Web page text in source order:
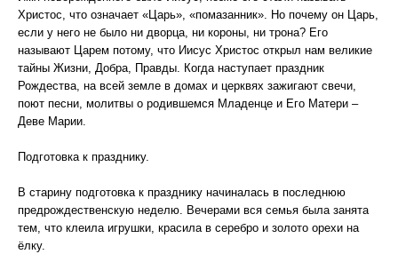
Христос, что означает «Царь», «помазанник». Но почему он Царь,
если у него не было ни дворца, ни короны, ни трона? Его
называют Царем потому, что Иисус Христос открыл нам великие
тайны Жизни, Добра, Правды. Когда наступает праздник
Рождества, на всей земле в домах и церквях зажигают свечи,
поют песни, молитвы о родившемся Младенце и Его Матери –
Деве Марии.
Подготовка к празднику.
В старину подготовка к празднику начиналась в последнюю
предрождественскую неделю. Вечерами вся семья была занята
тем, что клеила игрушки, красила в серебро и золото орехи на
ёлку.